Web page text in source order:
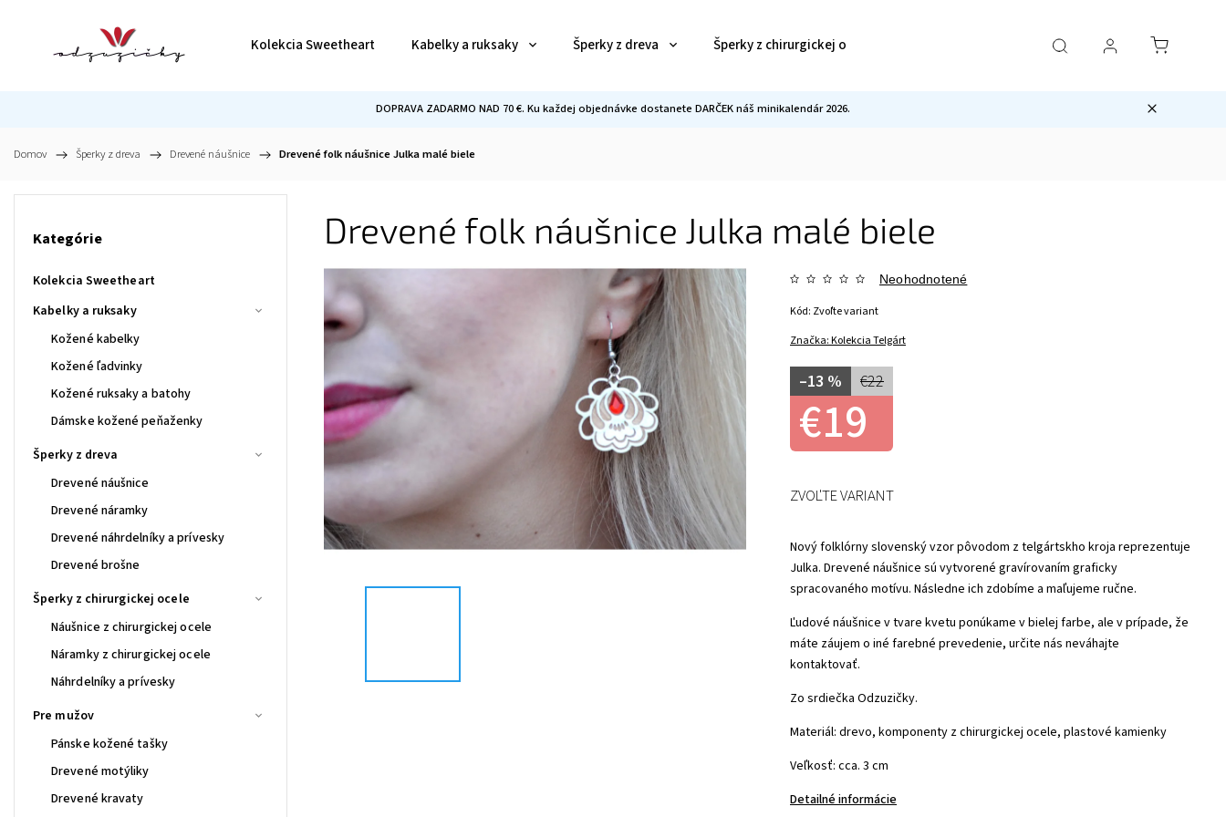
Kolekcia Sweetheart Kabelky a ruksaky Šperky z dreva Šperky z chirurgickej ocele Sety Ostatné
DOPRAVA ZADARMO NAD 70 €. Ku každej objednávke dostanete DARČEK náš minikalendár 2026.
Domov / Šperky z dreva / Drevené náušnice / Drevené folk náušnice Julka malé biele
Kategórie
Kolekcia Sweetheart
Kabelky a ruksaky
Kožené kabelky
Kožené ľadvinky
Kožené ruksaky a batohy
Dámske kožené peňaženky
Šperky z dreva
Drevené náušnice
Drevené náramky
Drevené náhrdelníky a prívesky
Drevené brošne
Šperky z chirurgickej ocele
Náušnice z chirurgickej ocele
Náramky z chirurgickej ocele
Náhrdelníky a prívesky
Pre mužov
Pánske kožené tašky
Drevené motýliky
Drevené kravaty
Drevené folk náušnice Julka malé biele
Značka:Kolekcia Telgárt
Neohodnotené
€22
–13 %
€19
Kód: Zvoľte variant
Nový folklórny slovenský vzor pôvodom z telgártskho kroja reprezentuje
Julka. Drevené náušnice sú vytvorené gravírovaním graficky
spracovaného motívu. Následne ich zdobíme a maľujeme ručne.
Ľudové náušnice v tvare kvetu ponúkame v bielej farbe, ale v prípade, že
máte záujem o iné farebné prevedenie, určite nás neváhajte
kontaktovať.
Zo srdiečka Odzuzičky.
Materiál: drevo, komponenty z chirurgickej ocele, plastové kamienky
Veľkosť: cca. 3 cm
Detailné informácie
ZVOĽTE VARIANT